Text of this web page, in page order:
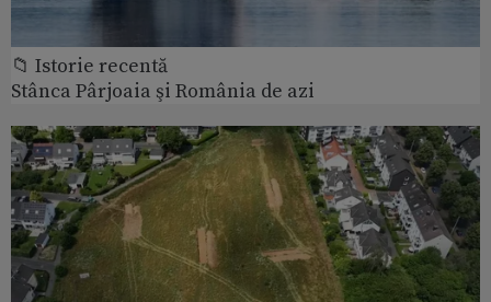
📁 Istorie recentă
Stânca Pârjoaia şi România de azi